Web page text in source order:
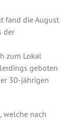
fand die August
der
zum Lokal
geboten
30-jährigen
welche nach